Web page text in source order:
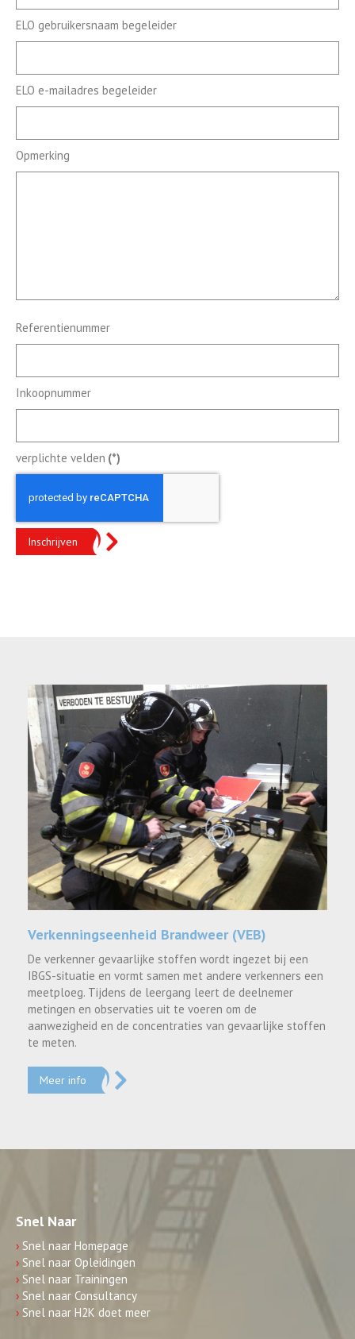
ELO gebruikersnaam begeleider
ELO e-mailadres begeleider
Opmerking
Referentienummer
Inkoopnummer
verplichte velden (*)
Inschrijven
Verkenningseenheid Brandweer (VEB)
De verkenner gevaarlijke stoffen wordt ingezet bij een
IBGS-situatie en vormt samen met andere verkenners een
meetploeg. Tijdens de leergang leert de deelnemer
metingen en observaties uit te voeren om de
aanwezigheid en de concentraties van gevaarlijke stoffen
te meten.
Meer info
Snel Naar
› Snel naar Homepage
› Snel naar Opleidingen
› Snel naar Trainingen
› Snel naar Consultancy
› Snel naar H2K doet meer